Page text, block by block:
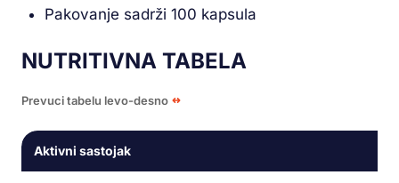
Pakovanje sadrži 100 kapsula
NUTRITIVNA TABELA
Prevuci tabelu levo-desno
Aktivni sastojak